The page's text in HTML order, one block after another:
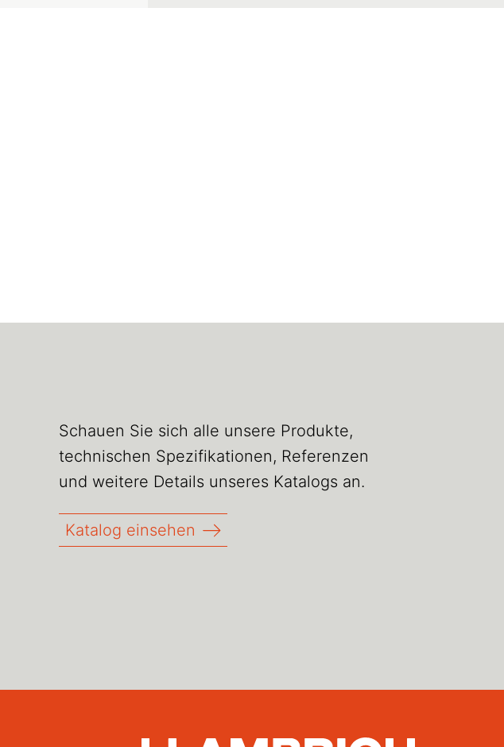
Schauen Sie sich alle unsere Produkte,
technischen Spezifikationen, Referenzen
und weitere Details unseres Katalogs an.
Katalog einsehen